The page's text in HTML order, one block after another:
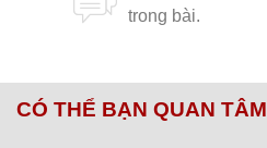
CÓ THỂ BẠN QUAN TÂM